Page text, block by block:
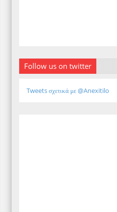
Follow us on twitter
Tweets σχετικά με @Anexitilo